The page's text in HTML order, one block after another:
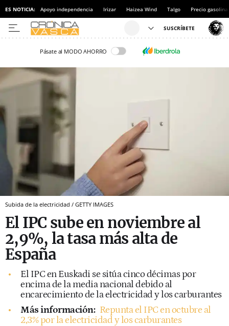
ES NOTICIA: Apoyo independencia Irizar Haizea Wind Talgo Precio gasolina
Pásate al MODO AHORRO
Subida de la electricidad / GETTY IMAGES
El IPC sube en noviembre al
2,9%, la tasa más alta de
España
El IPC en Euskadi se sitúa cinco décimas por
encima de la media nacional debido al
encarecimiento de la electricidad y los carburantes
Más información: Repunta el IPC en octubre al
2,3% por la electricidad y los carburantes